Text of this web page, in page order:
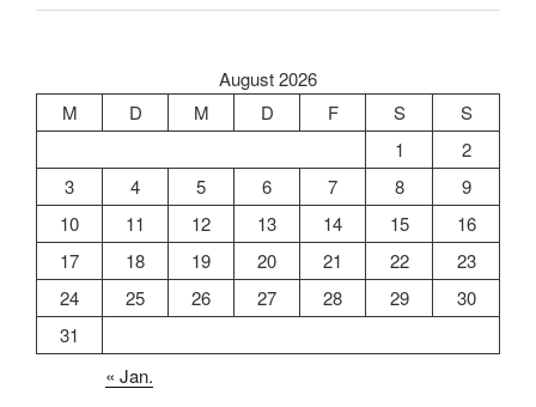
August 2026
M
D M D F S
S
1
2
3
4 5 6 7 8
9
10
11 12 13 14 15
16
17
18 19 20 21 22
23
24
25 26 27 28 29
30
31
« Jan.